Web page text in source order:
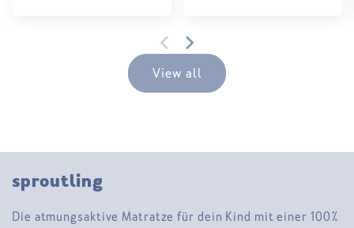
View all
sproutling
Die atmungsaktive Matratze für dein Kind mit einer 100%